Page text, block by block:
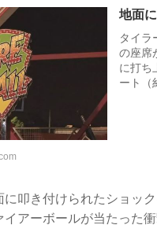
地面
タイラ
の座席
に打ち
ート（
に叩き付けられたショッ
アーボールが当たった